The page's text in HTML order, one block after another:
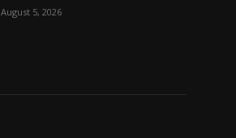
August 5, 2026